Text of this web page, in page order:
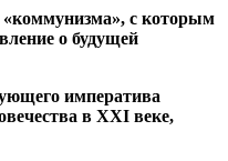
«коммунизма», с которым
о будущей
императива
в XXI веке,